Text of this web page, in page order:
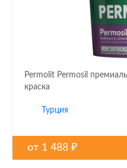
Permolit Permosil
краска
Турция
от 1 488 ₽